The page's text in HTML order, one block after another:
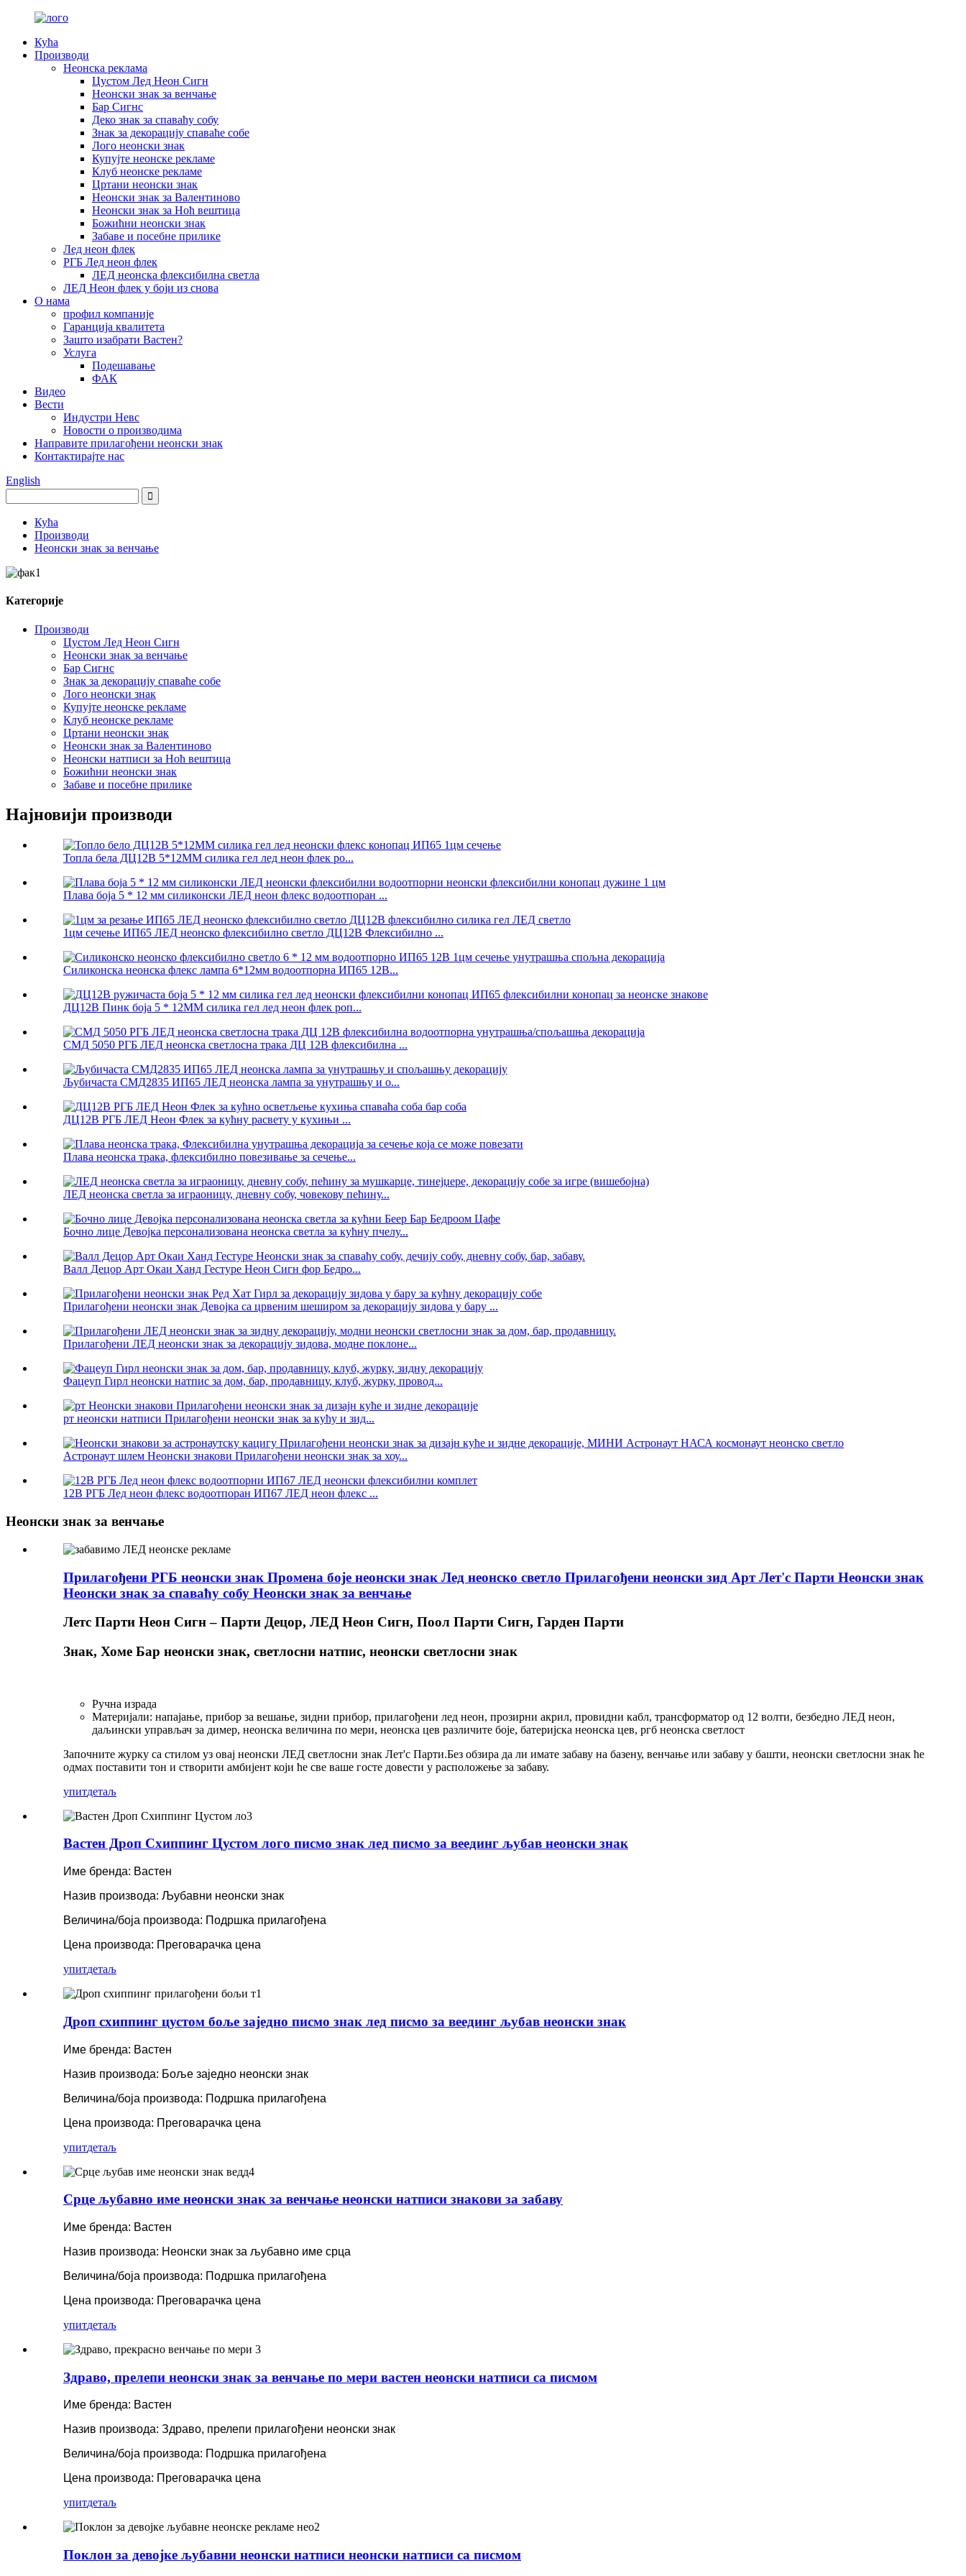
Кућа
Производи
Неонска реклама
Цустом Лед Неон Сигн
Неонски знак за венчање
Бар Сигнс
Деко знак за спаваћу собу
Знак за декорацију спаваће собе
Лого неонски знак
Купујте неонске рекламе
Клуб неонске рекламе
Цртани неонски знак
Неонски знак за Валентиново
Неонски знак за Ноћ вештица
Божићни неонски знак
Забаве и посебне прилике
Лед неон флек
РГБ Лед неон флек
ЛЕД неонска флексибилна светла
ЛЕД Неон флек у боји из снова
О нама
профил компаније
Гаранција квалитета
Зашто изабрати Вастен?
Услуга
Подешавање
ФАК
Видео
Вести
Индустри Невс
Новости о производима
Направите прилагођени неонски знак
Контактирајте нас
English
Кућа
Производи
Неонски знак за венчање
Категорије
Производи
Цустом Лед Неон Сигн
Неонски знак за венчање
Бар Сигнс
Знак за декорацију спаваће собе
Лого неонски знак
Купујте неонске рекламе
Клуб неонске рекламе
Цртани неонски знак
Неонски знак за Валентиново
Неонски натписи за Ноћ вештица
Божићни неонски знак
Забаве и посебне прилике
Најновији производи
Топла бела ДЦ12В 5*12ММ силика гел лед неон флек ро...
Плава боја 5 * 12 мм силиконски ЛЕД неон флекс водоотпоран ...
1цм сечење ИП65 ЛЕД неонско флексибилно светло ДЦ12В Флексибилно ...
Силиконска неонска флекс лампа 6*12мм водоотпорна ИП65 12В...
ДЦ12В Пинк боја 5 * 12ММ силика гел лед неон флек роп...
СМД 5050 РГБ ЛЕД неонска светлосна трака ДЦ 12В флексибилна ...
Љубичаста СМД2835 ИП65 ЛЕД неонска лампа за унутрашњу и о...
ДЦ12В РГБ ЛЕД Неон Флек за кућну расвету у кухињи ...
Плава неонска трака, флексибилно повезивање за сечење...
ЛЕД неонска светла за играоницу, дневну собу, човекову пећину...
Бочно лице Девојка персонализована неонска светла за кућну пчелу...
Валл Децор Арт Окаи Ханд Гестуре Неон Сигн фор Бедро...
Прилагођени неонски знак Девојка са црвеним шеширом за декорацију зидова у бару ...
Прилагођени ЛЕД неонски знак за декорацију зидова, модне поклоне...
Фацеуп Гирл неонски натпис за дом, бар, продавницу, клуб, журку, провод...
рт неонски натписи Прилагођени неонски знак за кућу и зид...
Астронаут шлем Неонски знакови Прилагођени неонски знак за хоу...
12В РГБ Лед неон флекс водоотпоран ИП67 ЛЕД неон флекс ...
Неонски знак за венчање
Прилагођени РГБ неонски знак Промена боје неонски знак Лед неонско светло Прилагођени неонски зид Арт Лет'с Парти Неонски знак
Неонски знак за спаваћу собу Неонски знак за венчање
Летс Парти Неон Сигн – Парти Децор, ЛЕД Неон Сигн, Поол Парти Сигн, Гарден Парти
Знак, Хоме Бар неонски знак, светлосни натпис, неонски светлосни знак
Ручна израда
Материјали: напајање, прибор за вешање, зидни прибор, прилагођени лед неон, прозирни акрил, провидни кабл, трансформатор од 12 волти, безбедно ЛЕД неон,
даљински управљач за димер, неонска величина по мери, неонска цев различите боје, батеријска неонска цев, ргб неонска светлост
Започните журку са стилом уз овај неонски ЛЕД светлосни знак Лет'с Парти.Без обзира да ли имате забаву на базену, венчање или забаву у башти, неонски светлосни знак ће
одмах поставити тон и створити амбијент који ће све ваше госте довести у расположење за забаву.
упитдетаљ
Вастен Дроп Схиппинг Цустом лого писмо знак лед писмо за веединг љубав неонски знак
Име бренда: Вастен
Назив производа: Љубавни неонски знак
Величина/боја производа: Подршка прилагођена
Цена производа: Преговарачка цена
упитдетаљ
Дроп схиппинг цустом боље заједно писмо знак лед писмо за веединг љубав неонски знак
Име бренда: Вастен
Назив производа: Боље заједно неонски знак
Величина/боја производа: Подршка прилагођена
Цена производа: Преговарачка цена
упитдетаљ
Срце љубавно име неонски знак за венчање неонски натписи знакови за забаву
Име бренда: Вастен
Назив производа: Неонски знак за љубавно име срца
Величина/боја производа: Подршка прилагођена
Цена производа: Преговарачка цена
упитдетаљ
Здраво, прелепи неонски знак за венчање по мери вастен неонски натписи са писмом
Име бренда: Вастен
Назив производа: Здраво, прелепи прилагођени неонски знак
Величина/боја производа: Подршка прилагођена
Цена производа: Преговарачка цена
упитдетаљ
Поклон за девојке љубавни неонски натписи неонски натписи са писмом